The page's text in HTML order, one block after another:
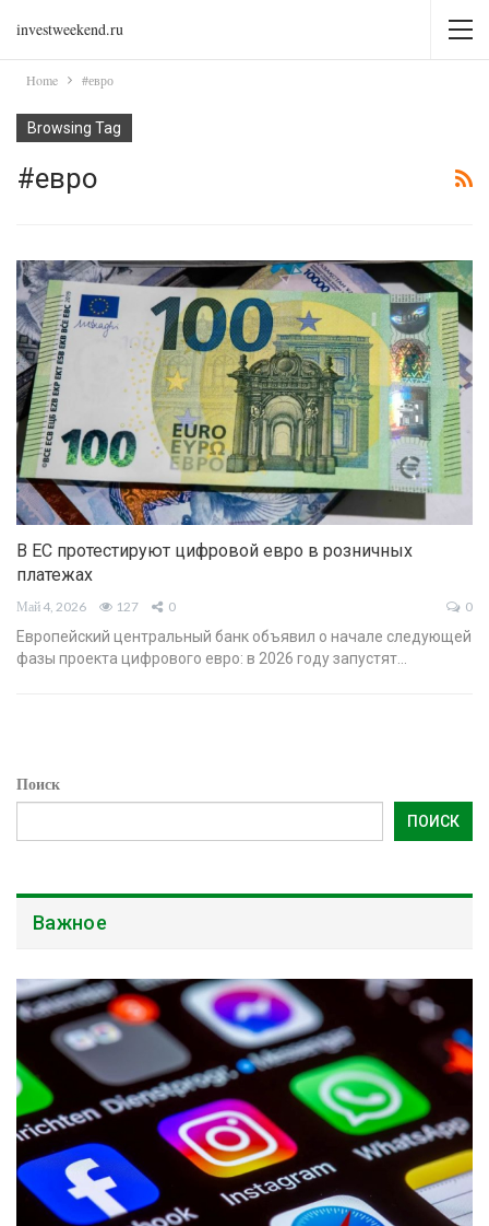
investweekend.ru
Home #евро
Browsing Tag
#евро
В ЕС протестируют цифровой евро в розничных
платежах
Май 4, 2026 127 0 0
Европейский центральный банк объявил о начале следующей
фазы проекта цифрового евро: в 2026 году запустят…
Поиск
ПОИСК
Важное